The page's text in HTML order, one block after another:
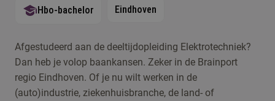
Hbo-bachelor Eindhoven
Afgestudeerd aan de deeltijdopleiding Elektrotechniek?
Dan heb je volop baankansen. Zeker in de Brainport
regio Eindhoven. Of je nu wilt werken in de
(auto)industrie, ziekenhuisbranche, de land- of